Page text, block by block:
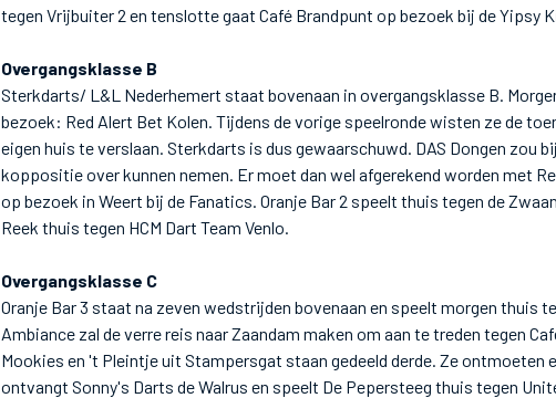
tegen Vrijbuiter 2 en tenslotte gaat Café Brandpunt op bezoek bij de Yipsy
Overgangsklasse B
Sterkdarts/ L&L Nederhemert staat bovenaan in overgangsklasse B.
bezoek: Red Alert Bet Kolen. Tijdens de vorige speelronde wisten ze de
eigen huis te verslaan. Sterkdarts is dus gewaarschuwd. DAS Dongen zou
koppositie over kunnen nemen. Er moet dan wel afgerekend worden met
op bezoek in Weert bij de Fanatics. Oranje Bar 2 speelt thuis tegen de
Reek thuis tegen HCM Dart Team Venlo.
Overgangsklasse C
Oranje Bar 3 staat na zeven wedstrijden bovenaan en speelt morgen thuis
Ambiance zal de verre reis naar Zaandam maken om aan te treden tegen
Mookies en 't Pleintje uit Stampersgat staan gedeeld derde. Ze ontmoeten
ontvangt Sonny's Darts de Walrus en speelt De Pepersteeg thuis tegen